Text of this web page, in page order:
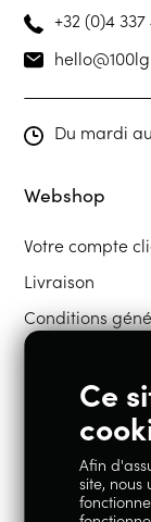
+32 (0)4
Du mardi
Webshop
Votre compte
Livraison
Conditions
Restons en
Instagram
Ce
Afin
site, nous